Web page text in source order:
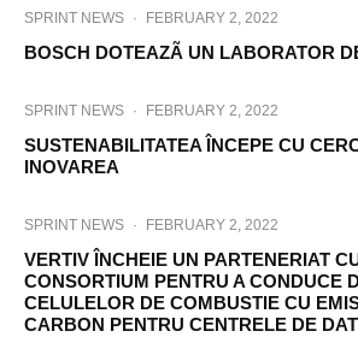
SPRINT NEWS · FEBRUARY 2, 2022
BOSCH DOTEAZÃ UN LABORATOR
SPRINT NEWS · FEBRUARY 2, 2022
SUSTENABILITATEA ÎNCEPE CU
INOVAREA
SPRINT NEWS · FEBRUARY 2, 2022
VERTIV ÎNCHEIE UN PARTENERIAT
CONSORTIUM PENTRU A CONDUCE
CELULELOR DE COMBUSTIE CU
CARBON PENTRU CENTRELE DE